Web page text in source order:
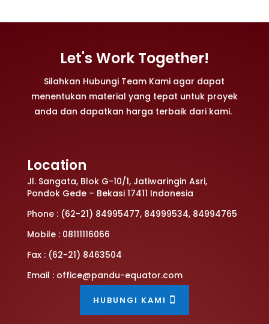
Let's Work Together!
Silahkan Hubungi Team Kami agar dapat
menentukan material yang tepat untuk proyek
anda dan dapatkan harga terbaik dari kami.
Location
Jl. Sangata, Blok G-10/1, Jatiwaringin Asri,
Pondok Gede – Bekasi 17411 Indonesia
Phone : (62-21) 84995477, 84999534, 84994765
Mobile : 08111116066
Fax : (62-21) 8463504
Email : office@pandu-equator.com
HUBUNGI KAMI